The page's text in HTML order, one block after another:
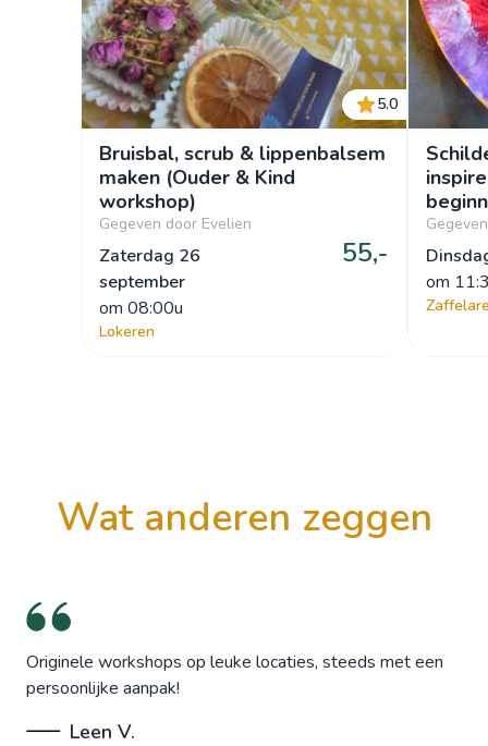
5.0
Bruisbal, scrub & lippenbalsem
maken (Ouder & Kind
workshop)
Gegeven door Evelien
Zaterdag 26
september
om 08:00u
55,-
Lokeren
om
wat anderen zeggen
Originele workshops op leuke locaties, steeds met een
persoonlijke aanpak!
Leen V.